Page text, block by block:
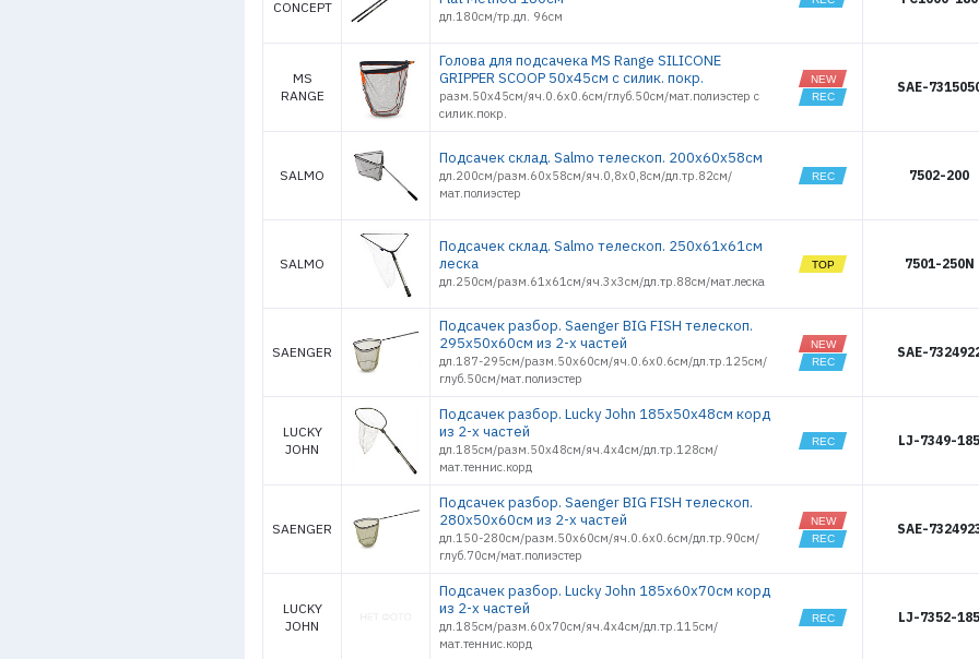
CONCEPT
дл.180см/тр.дл. 96см
MS
RANGE
Голова для подсачека MS Range SILICONE
GRIPPER SCOOP 50х45см с силик. покр.
разм.50х45см/яч.0.6х0.6см/глуб.50см/мат.полиэстер c
силик.покр.
SAE-
SALMO
Подсачек склад. Salmo телескоп. 200х60х58см
дл.200см/разм.60х58см/яч.0,8х0,8см/дл.тр.82см/
мат.полиэстер
7502-200
SALMO
Подсачек склад. Salmo телескоп. 250х61х61см
леска
дл.250см/разм.61х61см/яч.3х3см/дл.тр.88см/мат.леска
7501-250N
SAENGER
Подсачек разбор. Saenger BIG FISH телескоп.
295х50x60см из 2-х частей
дл.187-295см/разм.50х60см/яч.0.6х0.6см/дл.тр.125см/
глуб.50см/мат.полиэстер
SAE-
LUCKY
JOHN
Подсачек разбор. Lucky John 185х50х48см корд
из 2-х частей
дл.185см/разм.50х48см/яч.4х4см/дл.тр.128см/
мат.теннис.корд
LJ-7349-185
SAENGER
Подсачек разбор. Saenger BIG FISH телескоп.
280х50x60см из 2-х частей
дл.150-280см/разм.50х60см/яч.0.6х0.6см/дл.тр.90см/
глуб.70см/мат.полиэстер
SAE-
LUCKY
JOHN
Подсачек разбор. Lucky John 185х60х70см корд
из 2-х частей
дл.185см/разм.60х70см/яч.4х4см/дл.тр.115см/
мат.теннис.корд
LJ-7352-185